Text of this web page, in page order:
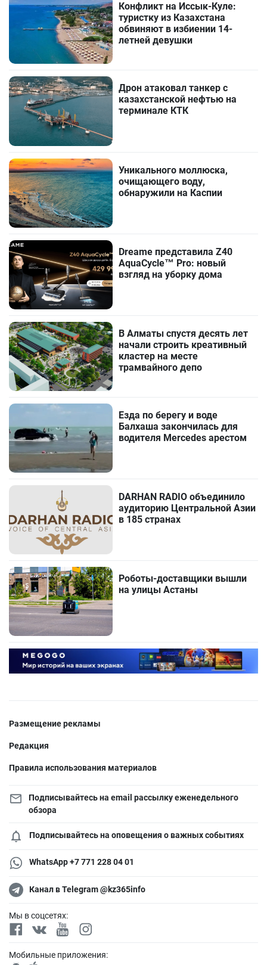
Конфликт на Иссык-Куле:
туристку из Казахстана
обвиняют в избиении 14-
летней девушки
Дрон атаковал танкер с
казахстанской нефтью на
терминале КТК
Уникального моллюска,
очищающего воду,
обнаружили на Каспии
Dreame представила Z40
AquaCycle™ Pro: новый
взгляд на уборку дома
В Алматы спустя десять лет
начали строить креативный
кластер на месте
трамвайного депо
Езда по берегу и воде
Балхаша закончилась для
водителя Mercedes арестом
DARHAN RADIO объединило
аудиторию Центральной Азии
в 185 странах
Роботы-доставщики вышли
на улицы Астаны
Размещение рекламы
Редакция
Правила использования материалов
Подписывайтесь на email рассылку еженедельного
обзора
Подписывайтесь на оповещения о важных событиях
WhatsApp +7 771 228 04 01
Канал в Telegram @kz365info
Мы в соцсетях:
Мобильные приложения: